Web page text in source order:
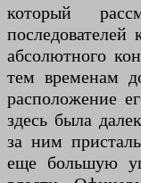
который
последователей
абсолютного
тем временам
расположение
здесь была
за ним
еще большую